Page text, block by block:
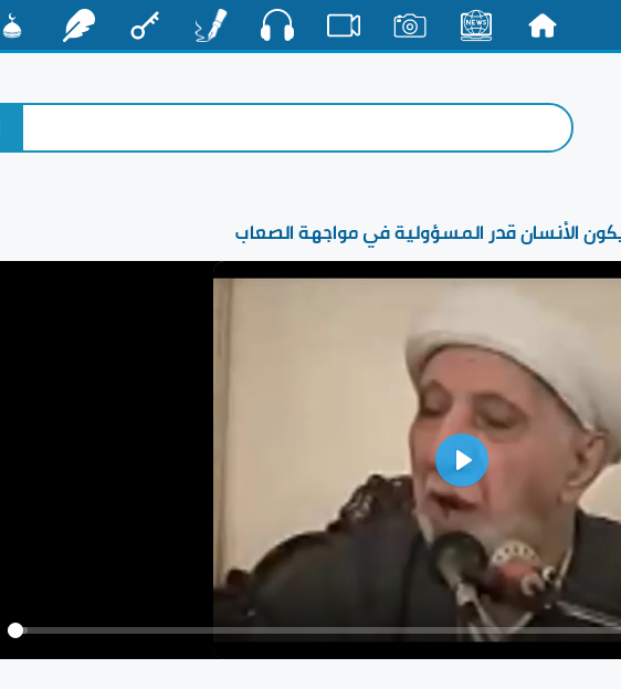
يكون الأنسان قدر المسؤولية في مواجهة الصعاب
Play